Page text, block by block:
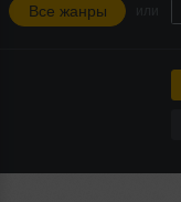
Все жанры